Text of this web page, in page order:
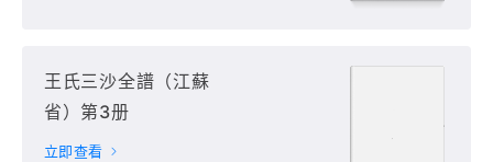
王氏三沙全譜（江蘇
省）第3册
立即查看